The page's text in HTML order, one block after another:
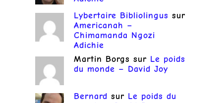
Lybertaire Bibliolingus sur
Americanah –
Chimamanda Ngozi
Adichie
Martin Borgs sur Le poids
du monde – David Joy
Bernard sur Le poids du